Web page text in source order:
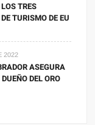
TRES
TURISMO DE EU
2022
ASEGURA
DEL ORO